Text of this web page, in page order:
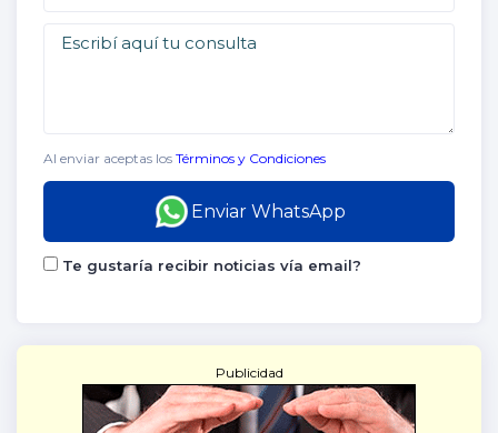
Al enviar aceptas los Términos y Condiciones
Enviar WhatsApp
Te gustaría recibir noticias vía email?
Publicidad